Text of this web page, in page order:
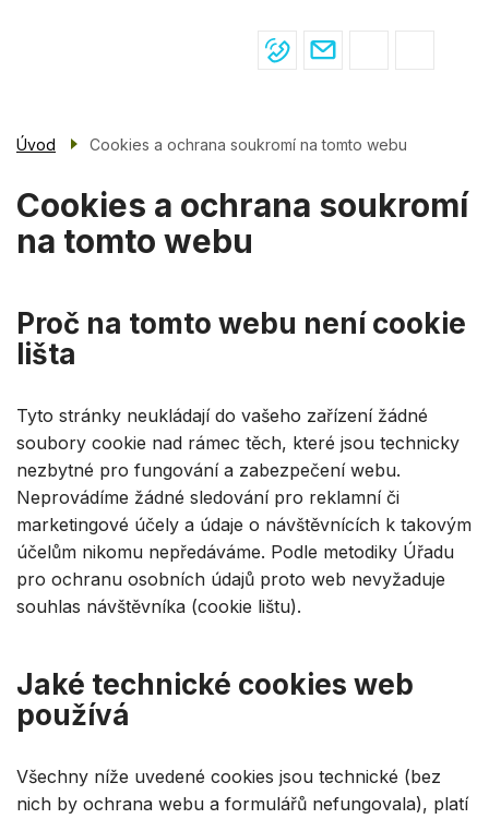
ÚŘEDNÍ DESKA
KONTAKTY
Úvod Cookies a ochrana soukromí na tomto webu
Cookies a ochrana soukromí
na tomto webu
Proč na tomto webu není cookie
lišta
Tyto stránky neukládají do vašeho zařízení žádné
soubory cookie nad rámec těch, které jsou technicky
nezbytné pro fungování a zabezpečení webu.
Neprovádíme žádné sledování pro reklamní či
marketingové účely a údaje o návštěvnících k takovým
účelům nikomu nepředáváme. Podle metodiky Úřadu
pro ochranu osobních údajů proto web nevyžaduje
souhlas návštěvníka (cookie lištu).
Jaké technické cookies web
používá
Všechny níže uvedené cookies jsou technické (bez
nich by ochrana webu a formulářů nefungovala), platí